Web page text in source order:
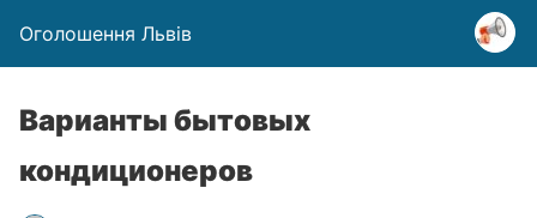
Оголошення Львів
Варианты бытовых
кондиционеров